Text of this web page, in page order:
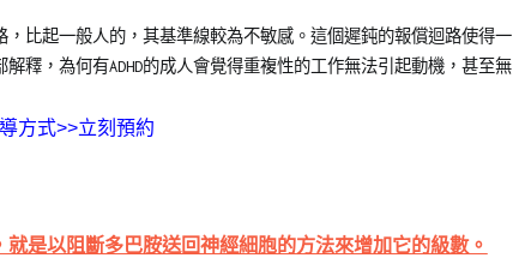
，比起一般人的，其基準線較為不敏感。這個遲鈍的報償迴路使得一
釋，為何有ADHD的成人會覺得重複性的工作無法引起動機，甚至無
方式>>立刻預約
是以阻斷多巴胺送回神經細胞的方法來增加它的級數。